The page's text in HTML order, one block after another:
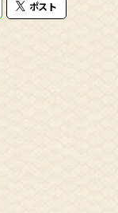
ポスト